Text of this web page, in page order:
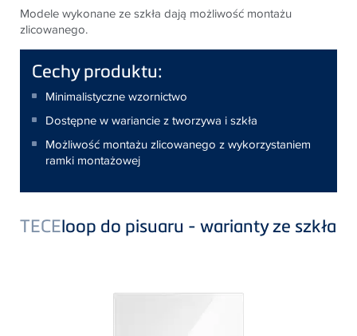
Modele wykonane ze szkła dają możliwość montażu
zlicowanego.
Cechy produktu:
Minimalistyczne wzornictwo
Dostępne w wariancie z tworzywa i szkła
Możliwość montażu zlicowanego z wykorzystaniem
ramki montażowej
TECEloop do pisuaru - warianty ze szkła